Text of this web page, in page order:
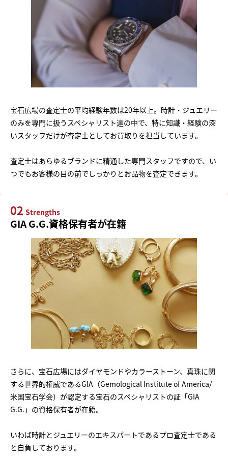
宝石広場の査定士の平均経験年数は20年以上。時計・ジュエリー
のみを専門に扱うスペシャリスト達の中で、特に知識・経験の深
いスタッフだけが査定士としてお買取りを担当しています。
査定士はあらゆるブランドに精通した専門スタッフですので、い
つでもお客様の目の前でしっかりとお品物を査定できます。
02 Strengths
GIA G.G.資格保有者が在籍
さらに、宝石広場にはダイヤモンドやカラーストーン、真珠に関
する世界的権威であるGIA（Gemological Institute of America/
米国宝石学会）が認定する宝石のスペシャリストの証「GIA
G.G.」の資格保有者が在籍。
いわば時計とジュエリーのエキスパートであるプロ査定士である
と自負しております。